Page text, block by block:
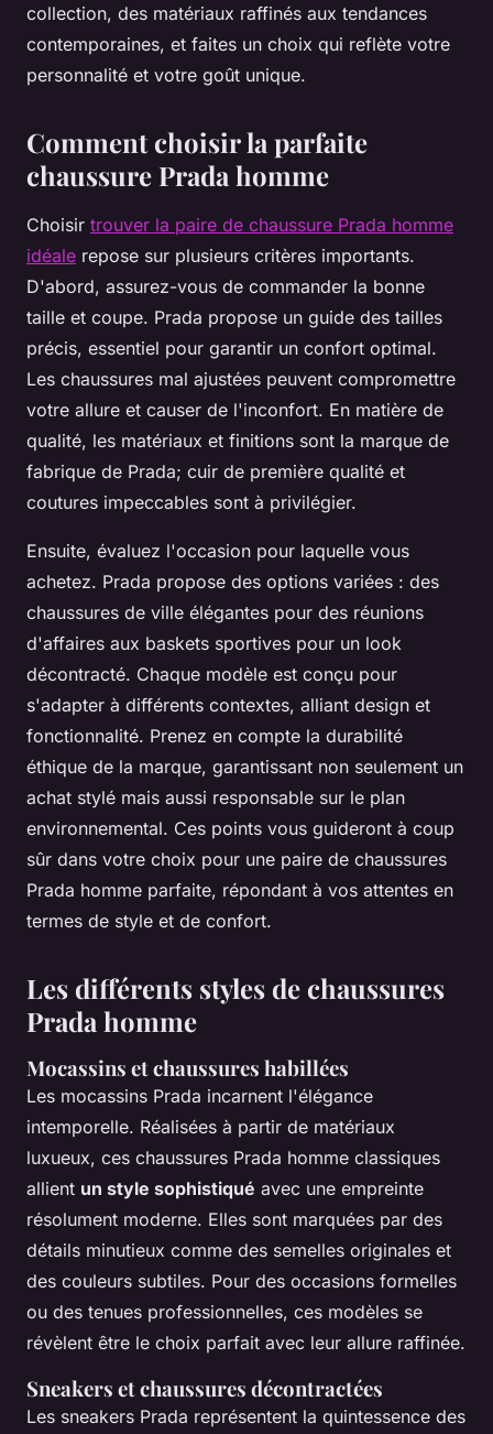
collection, des matériaux raffinés aux tendances
contemporaines, et faites un choix qui reflète votre
personnalité et votre goût unique.
Comment choisir la parfaite
chaussure Prada homme
Choisir trouver la paire de chaussure Prada homme
idéale repose sur plusieurs critères importants.
D'abord, assurez-vous de commander la bonne
taille et coupe. Prada propose un guide des tailles
précis, essentiel pour garantir un confort optimal.
Les chaussures mal ajustées peuvent compromettre
votre allure et causer de l'inconfort. En matière de
qualité, les matériaux et finitions sont la marque de
fabrique de Prada; cuir de première qualité et
coutures impeccables sont à privilégier.
Ensuite, évaluez l'occasion pour laquelle vous
achetez. Prada propose des options variées : des
chaussures de ville élégantes pour des réunions
d'affaires aux baskets sportives pour un look
décontracté. Chaque modèle est conçu pour
s'adapter à différents contextes, alliant design et
fonctionnalité. Prenez en compte la durabilité
éthique de la marque, garantissant non seulement un
achat stylé mais aussi responsable sur le plan
environnemental. Ces points vous guideront à coup
sûr dans votre choix pour une paire de chaussures
Prada homme parfaite, répondant à vos attentes en
termes de style et de confort.
Les différents styles de chaussures
Prada homme
Mocassins et chaussures habillées
Les mocassins Prada incarnent l'élégance
intemporelle. Réalisées à partir de matériaux
luxueux, ces chaussures Prada homme classiques
allient un style sophistiqué avec une empreinte
résolument moderne. Elles sont marquées par des
détails minutieux comme des semelles originales et
des couleurs subtiles. Pour des occasions formelles
ou des tenues professionnelles, ces modèles se
révèlent être le choix parfait avec leur allure raffinée.
Sneakers et chaussures décontractées
Les sneakers Prada représentent la quintessence des